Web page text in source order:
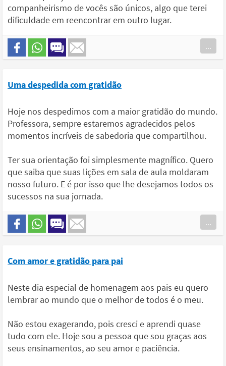
companheirismo de vocês são únicos, algo que terei
dificuldade em reencontrar em outro lugar.
...
Uma despedida com gratidão
Hoje nos despedimos com a maior gratidão do mundo.
Professora, sempre estaremos agradecidos pelos
momentos incríveis de sabedoria que compartilhou.
Ter sua orientação foi simplesmente magnífico. Quero
que saiba que suas lições em sala de aula moldaram
nosso futuro. E é por isso que lhe desejamos todos os
sucessos na sua jornada.
...
Com amor e gratidão para pai
Neste dia especial de homenagem aos pais eu quero
lembrar ao mundo que o melhor de todos é o meu.
Não estou exagerando, pois cresci e aprendi quase
tudo com ele. Hoje sou a pessoa que sou graças aos
seus ensinamentos, ao seu amor e paciência.